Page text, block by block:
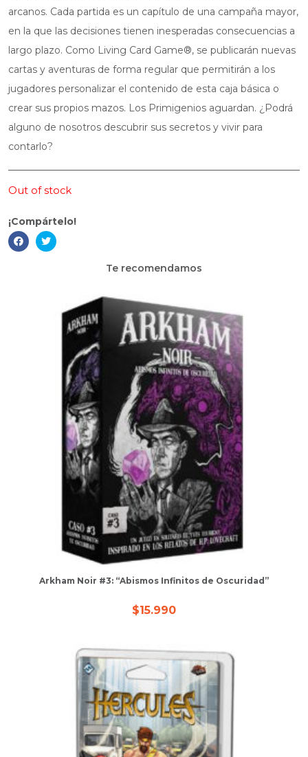
arcanos. Cada partida es un capítulo de una campaña mayor,
en la que las decisiones tienen inesperadas consecuencias a
largo plazo. Como Living Card Game®, se publicarán nuevas
cartas y aventuras de forma regular que permitirán a los
jugadores personalizar el contenido de esta caja básica o
crear sus propios mazos. Los Primigenios aguardan. ¿Podrá
alguno de nosotros descubrir sus secretos y vivir para
contarlo?
Out of stock
¡Compártelo!
Te recomendamos
Arkham Noir #3: “Abismos Infinitos de Oscuridad”
$15.990